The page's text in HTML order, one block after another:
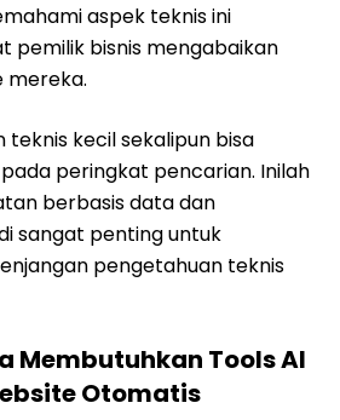
aspek teknis ini
pemilik bisnis mengabaikan
mereka.
teknis kecil sekalipun bisa
peringkat pencarian. Inilah
berbasis data dan
sangat penting untuk
pengetahuan teknis
Membutuhkan Tools AI
Otomatis